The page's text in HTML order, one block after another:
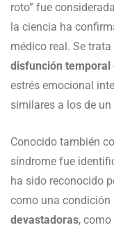
roto” fue
la ciencia ha
médico real. Se trata
disfunción temporal
estrés emocional
similares a los de
Conocido también
síndrome fue
ha sido reconocido
como una condición
devastadoras,